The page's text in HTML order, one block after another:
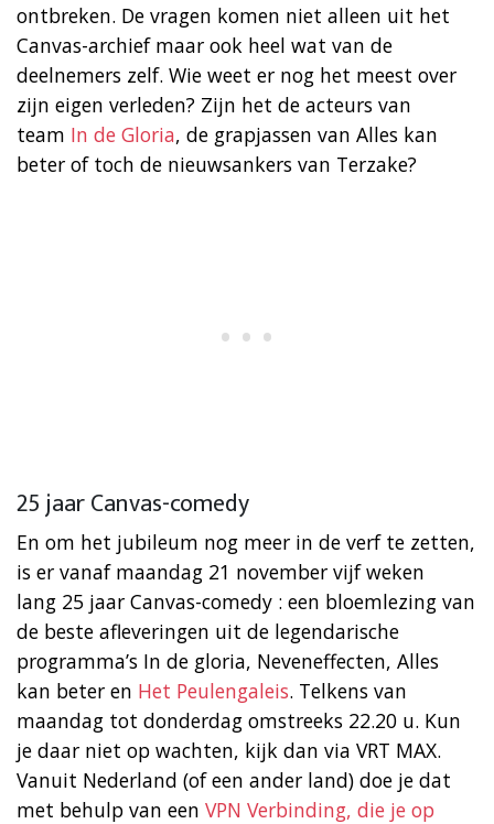
ontbreken. De vragen komen niet alleen uit het
Canvas-archief maar ook heel wat van de
deelnemers zelf. Wie weet er nog het meest over
zijn eigen verleden? Zijn het de acteurs van
team In de Gloria, de grapjassen van Alles kan
beter of toch de nieuwsankers van Terzake?
25 jaar Canvas-comedy
En om het jubileum nog meer in de verf te zetten,
is er vanaf maandag 21 november vijf weken
lang 25 jaar Canvas-comedy : een bloemlezing van
de beste afleveringen uit de legendarische
programma’s In de gloria, Neveneffecten, Alles
kan beter en Het Peulengaleis. Telkens van
maandag tot donderdag omstreeks 22.20 u. Kun
je daar niet op wachten, kijk dan via VRT MAX.
Vanuit Nederland (of een ander land) doe je dat
met behulp van een VPN Verbinding, die je op